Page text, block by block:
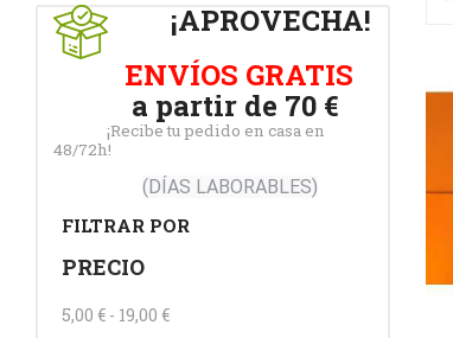
¡APROVECHA!
ENVÍOS GRATIS
a partir de 70 €
¡Recibe tu pedido en casa en
48/72h!
(DÍAS LABORABLES)
FILTRAR POR
PRECIO
5,00 € - 19,00 €